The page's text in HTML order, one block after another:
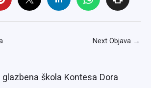
Next Objava →
glazbena škola Kontesa Dora